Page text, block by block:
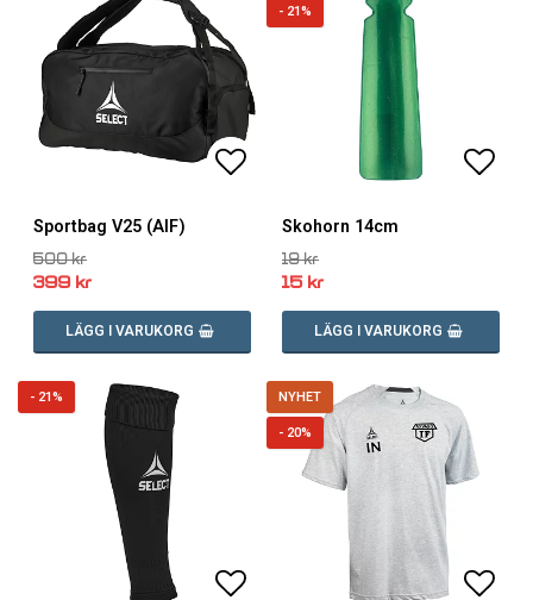
Lägg till i favoritlistan
Lägg till i favoritlistan
Sportbag V25 (AIF)
500 kr
399 kr
LÄGG I VARUKORG
- 21%
Skohorn 14cm
19 kr
15 kr
LÄGG I VARUKORG
- 21%
NYHET
- 20%